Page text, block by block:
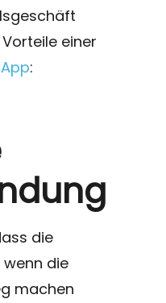
einer
:
die
die
machen